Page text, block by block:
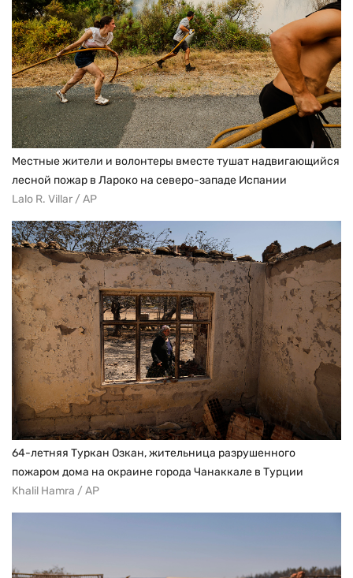
Местные жители и волонтеры вместе тушат надвигающийся
лесной пожар в Лароко на северо-западе Испании
Lalo R. Villar / AP
64-летняя Туркан Озкан, жительница разрушенного
пожаром дома на окраине города Чанаккале в Турции
Khalil Hamra / AP